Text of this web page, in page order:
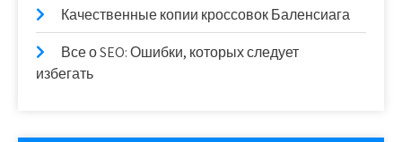
Качественные копии кроссовок Баленсиага
Все о SEO: Ошибки, которых следует
избегать